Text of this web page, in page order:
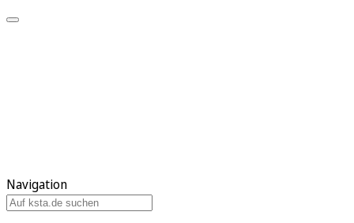
Navigation